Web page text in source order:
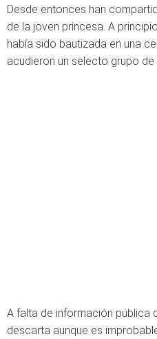
Desde entonces han
de la joven princesa. A
había sido bautizada en una
acudieron un selecto grupo
A falta de información pública
descarta aunque es